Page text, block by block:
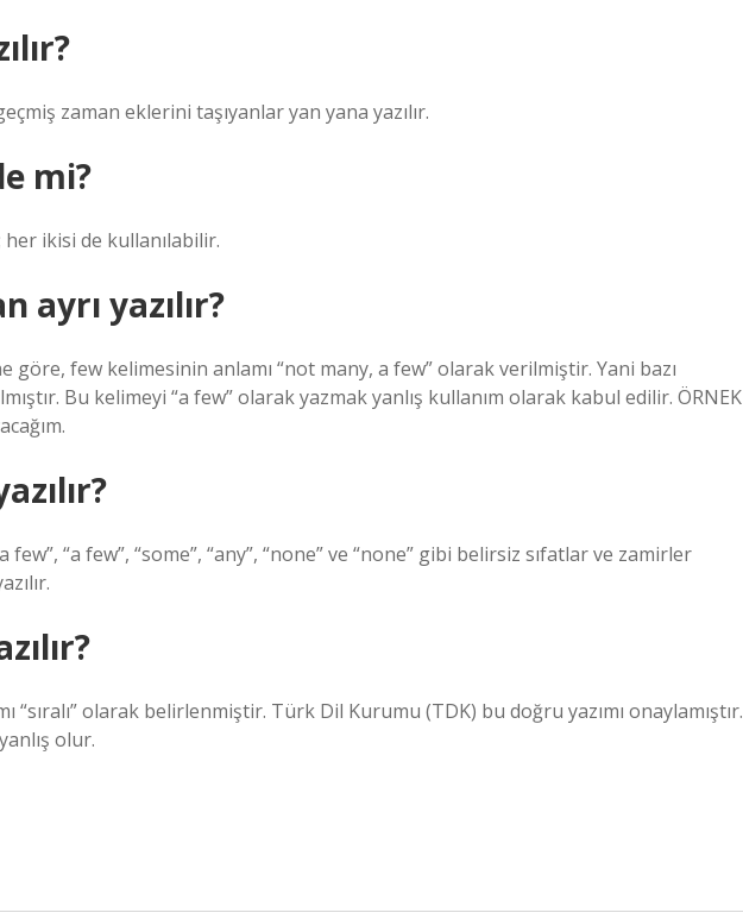
zaman eklerini taşıyanlar yan yana yazılır.
mi?
ikisi de kullanılabilir.
ayrı yazılır?
göre, few kelimesinin anlamı “not many, a few” olarak verilmiştir. Yani bazı
Bu kelimeyi “a few” olarak yazmak yanlış kullanım olarak kabul edilir. ÖRNEK
few”, “a few”, “some”, “any”, “none” ve “none” gibi belirsiz sıfatlar ve zamirler
“sıralı” olarak belirlenmiştir. Türk Dil Kurumu (TDK) bu doğru yazımı onaylamıştır.
olur.